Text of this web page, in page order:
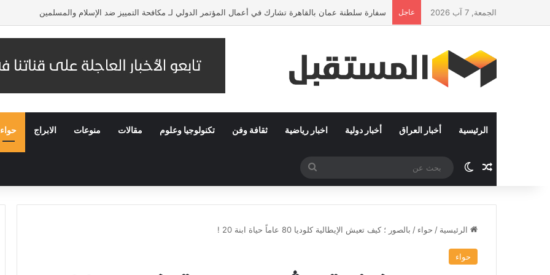
الجمعة, 7 آب 2026 عاجل سفارة سلطنة عمان بالقاهرة تشارك في أعمال المؤتمر الدولي لـ مكافحة التمييز ضد الإسلام والمسلمين
الرئيسية أخبار العراق أخبار دولية اخبار رياضية ثقافة وفن تكنولوجيا وعلوم مقالات منوعات الابراج حواء
مقال عشوائي
الوضع المظلم
عن
الرئيسية / حواء / بالصور ؛ كيف تعيش الإيطالية كلوديا 80 عاماً حياة ابنة 20 !
حواء